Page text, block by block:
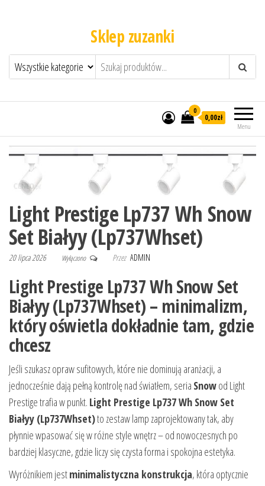
Sklep zuzanki
Menu
0
0,00zł
Light Prestige Lp737 Wh Snow
Set Białyy (Lp737Whset)
20 lipca 2026 Wyłączono Przez ADMIN
Light Prestige Lp737 Wh Snow Set
Białyy (Lp737Whset) – minimalizm,
który oświetla dokładnie tam, gdzie
chcesz
Jeśli szukasz opraw sufitowych, które nie dominują aranżacji, a
jednocześnie dają pełną kontrolę nad światłem, seria Snowod Light
Prestige trafia w punkt. Light Prestige Lp737 Wh Snow Set
Białyy (Lp737Whset)to zestaw lamp zaprojektowany tak, aby
płynnie wpasować się w różne style wnętrz – od nowoczesnych po
bardziej klasyczne, gdzie liczy się czysta forma i spokojna estetyka.
Wyróżnikiem jestminimalistyczna konstrukcja, która optycznie